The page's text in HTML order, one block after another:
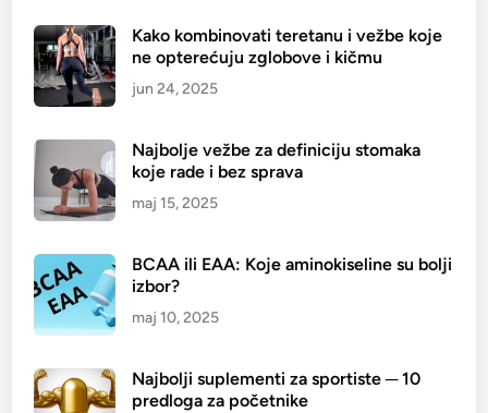
i
č
z
2
0
2
5
.
Kako kombinovati teretanu i vežbe koje
ne opterećuju zglobove i kičmu
jun 24, 2025
Najbolje vežbe za definiciju stomaka
koje rade i bez sprava
maj 15, 2025
BCAA ili EAA: Koje aminokiseline su bolji
izbor?
maj 10, 2025
Najbolji suplementi za sportiste ─ 10
predloga za početnike